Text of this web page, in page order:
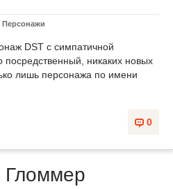
Персонажи
DST с симпатичной
никаких новых
лишь персонажа по имени
0
Гломмер